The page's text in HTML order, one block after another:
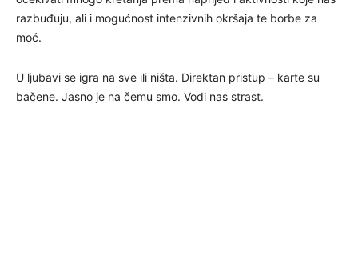
razbuđuju, ali i mogućnost intenzivnih okršaja te borbe za
moć.
U ljubavi se igra na sve ili ništa. Direktan pristup – karte su
bačene. Jasno je na čemu smo. Vodi nas strast.